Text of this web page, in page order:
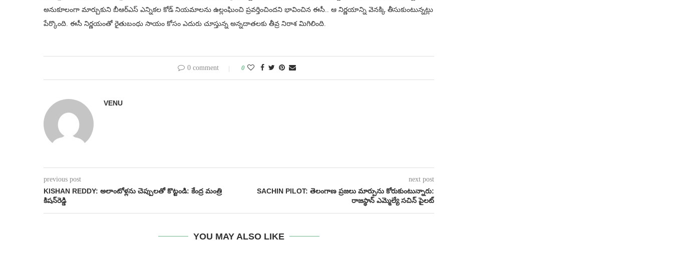
అనుకూలంగా మార్చుకుని బీఆర్ఎస్ ఎన్నికల కోడ్‌ నియమాలను ఉల్లంఘించి ప్రవర్తించిందని భావించిన ఈసీ.. ఆ నిర్ణయాన్ని వెనక్కి తీసుకుంటున్నట్లు
పేర్కొంది. ఈసీ నిర్ణయంతో రైతుబంధు సాయం కోసం ఎదురు చూస్తున్న అన్నదాతలకు తీవ్ర నిరాశ మిగిలింది.
0 comment 0
VENU
previous post
KISHAN REDDY: అలాంటోళ్లను చెప్పులతో కొట్టండి: కేంద్ర మంత్రి
కిషన్‌రెడ్డి
next post
SACHIN PILOT: తెలంగాణ ప్రజలు మార్పును కోరుకుంటున్నారు:
రాజస్థాన్ ఎమ్మెల్యే సచిన్ పైలట్
YOU MAY ALSO LIKE